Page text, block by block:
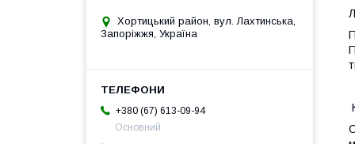
Хортицький район, вул. Лахтинська,
Запоріжжя, Україна
+380 (67) 613-09-94
Основний